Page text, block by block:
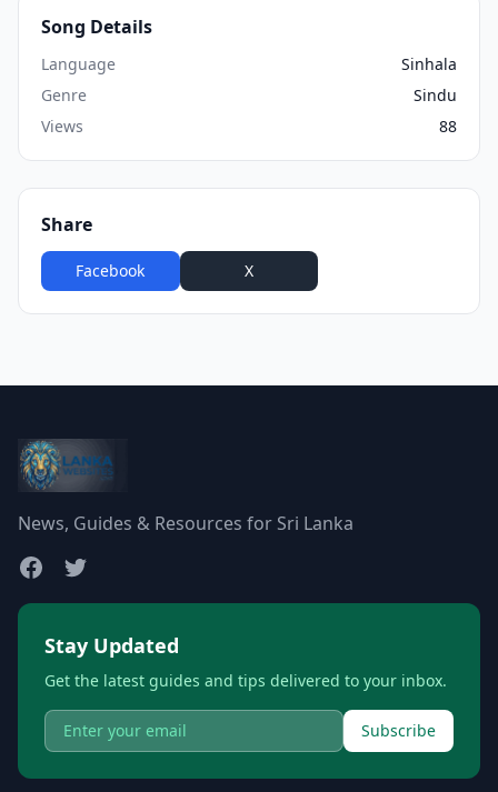
Song Details
Language
Sinhala
Genre
Sindu
Views
88
Share
Facebook X
News, Guides & Resources for Sri Lanka
Stay Updated
Get the latest guides and tips delivered to your inbox.
Subscribe